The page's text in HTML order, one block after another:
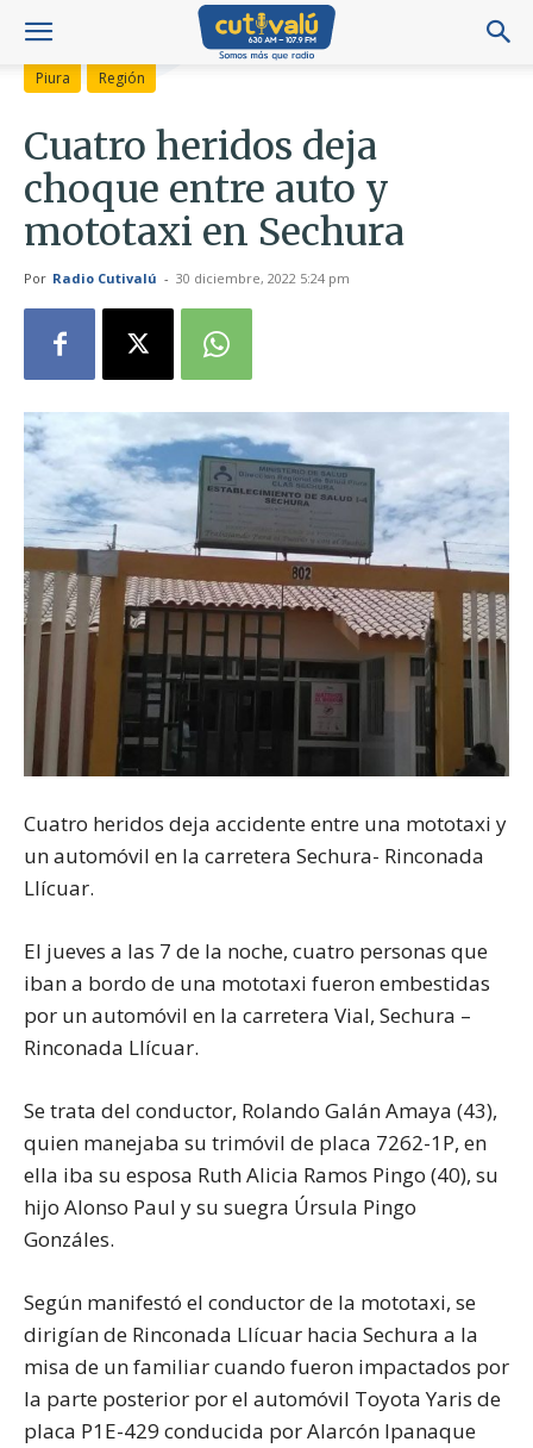
Piura Región
Cuatro heridos deja
choque entre auto y
mototaxi en Sechura
Por Radio Cutivalú - 30 diciembre, 2022 5:24 pm
Cuatro heridos deja accidente entre una mototaxi y
un automóvil en la carretera Sechura- Rinconada
Llícuar.
El jueves a las 7 de la noche, cuatro personas que
iban a bordo de una mototaxi fueron embestidas
por un automóvil en la carretera Vial, Sechura –
Rinconada Llícuar.
Se trata del conductor, Rolando Galán Amaya (43),
quien manejaba su trimóvil de placa 7262-1P, en
ella iba su esposa Ruth Alicia Ramos Pingo (40), su
hijo Alonso Paul y su suegra Úrsula Pingo
Gonzáles.
Según manifestó el conductor de la mototaxi, se
dirigían de Rinconada Llícuar hacia Sechura a la
misa de un familiar cuando fueron impactados por
la parte posterior por el automóvil Toyota Yaris de
placa P1E-429 conducida por Alarcón Ipanaque